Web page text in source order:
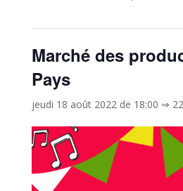
Marché des
Pays
jeudi 18 août 2022 de 18:00 ⇒